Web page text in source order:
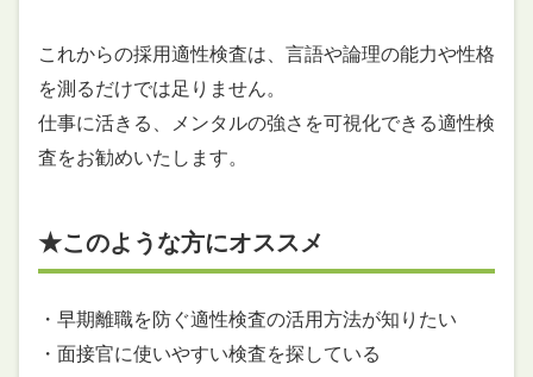
これからの採用適性検査は、言語や論理の能力や性格
を測るだけでは足りません。
仕事に活きる、メンタルの強さを可視化できる適性検
査をお勧めいたします。
★このような方にオススメ
・早期離職を防ぐ適性検査の活用方法が知りたい
・面接官に使いやすい検査を探している